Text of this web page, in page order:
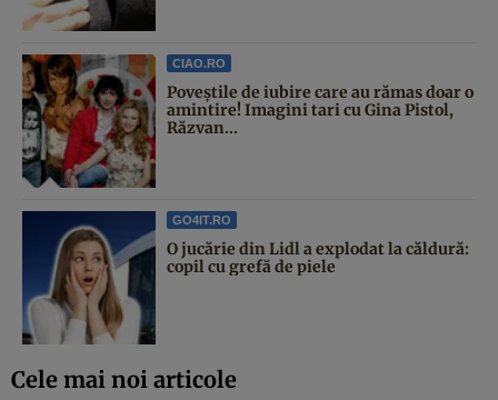
CIAO.RO
Poveştile de iubire care au rămas doar o
amintire! Imagini tari cu Gina Pistol,
Răzvan...
GO4IT.RO
O jucărie din Lidl a explodat la căldură:
copil cu grefă de piele
Cele mai noi articole